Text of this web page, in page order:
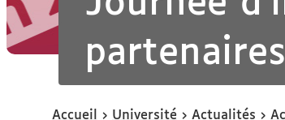
Vous
Accueil Université Actualités